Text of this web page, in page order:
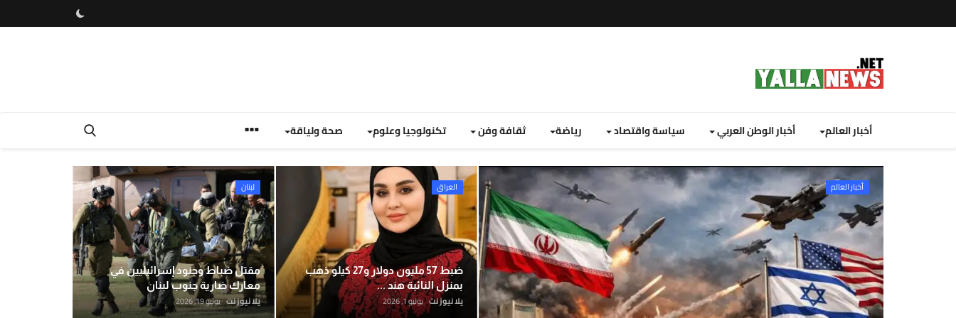
أخبار العالم أخبار الوطن العربي سياسة واقتصاد رياضة ثقافة وفن تكنولوجيا وعلوم صحة ولياقة
الإخبارية
يلا نيوز نت: تغطية إخبارية لأهم الأخبار العربية والدولية
أخبار العالم سياسة واقتصاد
العراق
ضبط 57 مليون دولار و27 كيلو ذهب
بمنزل النائبة هند ...
يلا نيوز نت يوليو 1, 2026
لبنان
مقتل ضباط وجنود إسرائيليين في
معارك ضارية جنوب لبنان
يلا نيوز نت يونيو 19, 2026